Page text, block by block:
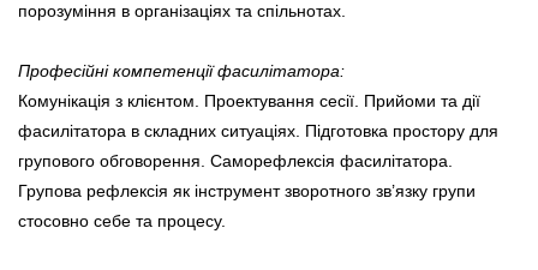
порозуміння в організаціях та спільнотах.
Професійні компетенції фасилітатора:
Комунікація з клієнтом. Проектування сесії. Прийоми та дії
фасилітатора в складних ситуаціях. Підготовка простору для
групового обговорення. Саморефлексія фасилітатора.
Групова рефлексія як інструмент зворотного зв’язку групи
стосовно себе та процесу.